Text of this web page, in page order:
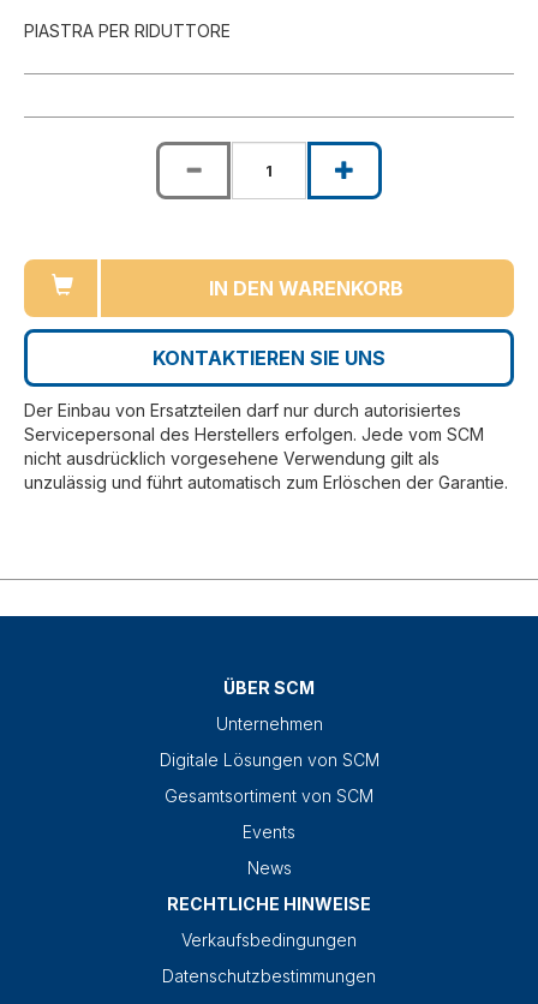
PIASTRA PER RIDUTTORE
IN DEN WARENKORB
KONTAKTIEREN SIE UNS
Der Einbau von Ersatzteilen darf nur durch autorisiertes
Servicepersonal des Herstellers erfolgen. Jede vom SCM
nicht ausdrücklich vorgesehene Verwendung gilt als
unzulässig und führt automatisch zum Erlöschen der Garantie.
ÜBER SCM
Unternehmen
Digitale Lösungen von SCM
Gesamtsortiment von SCM
Events
News
RECHTLICHE HINWEISE
Verkaufsbedingungen
Datenschutzbestimmungen